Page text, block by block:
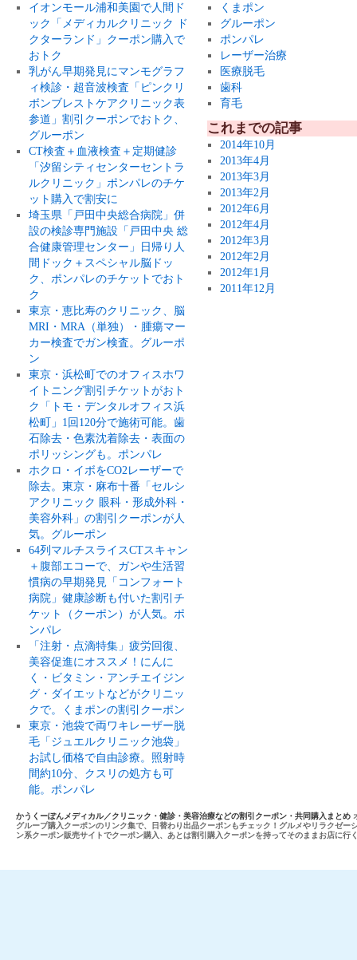
イオンモール浦和美園で人間ド
ック「メディカルクリニック ド
クターランド」クーポン購入で
おトク
乳がん早期発見にマンモグラフ
ィ検診・超音波検査「ピンクリ
ボンブレストケアクリニック表
参道」割引クーポンでおトク、
グルーポン
CT検査＋血液検査＋定期健診
「汐留シティセンターセントラ
ルクリニック」ポンパレのチケ
ット購入で割安に
埼玉県「戸田中央総合病院」併
設の検診専門施設「戸田中央 総
合健康管理センター」日帰り人
間ドック＋スペシャル脳ドッ
ク、ポンパレのチケットでおト
ク
東京・恵比寿のクリニック、脳
MRI・MRA（単独）・腫瘍マー
カー検査でガン検査。グルーポ
ン
東京・浜松町でのオフィスホワ
イトニング割引チケットがおト
ク「トモ・デンタルオフィス浜
松町」1回120分で施術可能。歯
石除去・色素沈着除去・表面の
ポリッシングも。ポンパレ
ホクロ・イボをCO2レーザーで
除去。東京・麻布十番「セルシ
アクリニック 眼科・形成外科・
美容外科」の割引クーポンが人
気。グルーポン
64列マルチスライスCTスキャン
＋腹部エコーで、ガンや生活習
慣病の早期発見「コンフォート
病院」健康診断も付いた割引チ
ケット（クーポン）が人気。ポ
ンパレ
「注射・点滴特集」疲労回復、
美容促進にオススメ！にんに
く・ビタミン・アンチエイジン
グ・ダイエットなどがクリニッ
クで。くまポンの割引クーポン
東京・池袋で両ワキレーザー脱
毛「ジュエルクリニック池袋」
お試し価格で自由診療。照射時
間約10分、クスリの処方も可
能。ポンパレ
くまポン
グルーポン
ポンパレ
レーザー治療
医療脱毛
歯科
育毛
これまでの記事
2014年10月
2013年4月
2013年3月
2013年2月
2012年6月
2012年4月
2012年3月
2012年2月
2012年1月
2011年12月
かうくーぽんメディカル／クリニック・健診・美容治療などの割引クーポン・共同購入まとめ
グループ購入クーポンのリンク集で、日替わり出品クーポンもチェック！グルメやリラクゼ
ン系クーポン販売サイトでクーポン購入、あとは割引購入クーポンを持ってそのままお店に行